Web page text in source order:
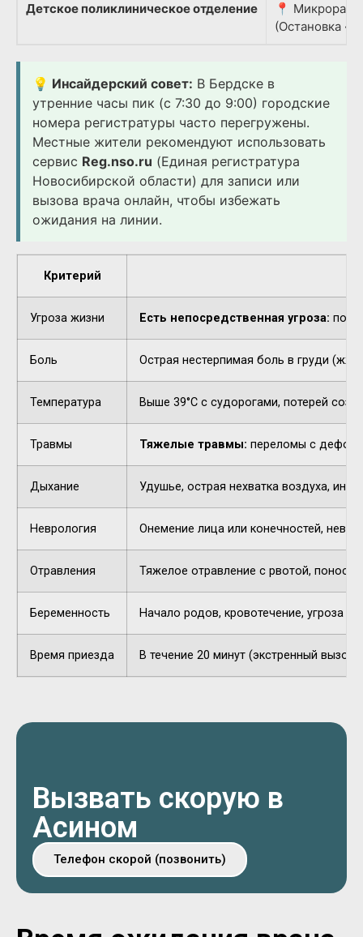
Детское поликлиническое отделение
📍
(Остановка
💡 Инсайдерский совет: В Бердске в
утренние часы пик (с 7:30 до 9:00) городские
номера регистратуры часто перегружены.
Местные жители рекомендуют использовать
сервис Reg.nso.ru (Единая регистратура
Новосибирской области) для записи или
вызова врача онлайн, чтобы избежать
ожидания на линии.
Критерий
Угроза жизни Есть непосредственная угроза:
Боль Острая нестерпимая боль в груди
Температура Выше 39°C с судорогами, потерей
Травмы Тяжелые травмы: переломы с
Дыхание Удушье, острая нехватка воздуха,
Неврология Онемение лица или конечностей,
Отравления Тяжелое отравление с рвотой,
Беременность Начало родов, кровотечение, угроза
Время приезда В течение 20 минут (экстренный вызов).
Вызвать скорую в
Асином
Телефон скорой (позвонить)